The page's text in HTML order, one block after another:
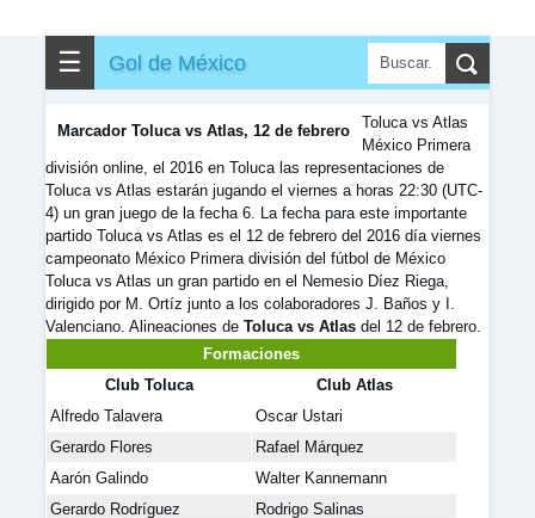
☰ Gol de México
Marcador Toluca vs Atlas, 12 de febrero
Toluca vs Atlas
México Primera
división online, el 2016 en Toluca las representaciones de
Toluca vs Atlas estarán jugando el viernes a horas 22:30 (UTC-
4) un gran juego de la fecha 6. La fecha para este importante
partido Toluca vs Atlas es el 12 de febrero del 2016 día viernes
campeonato México Primera división del fútbol de México
Toluca vs Atlas un gran partido en el Nemesio Díez Riega,
dirigido por M. Ortíz junto a los colaboradores J. Baños y I.
Valenciano. Alineaciones de Toluca vs Atlas del 12 de febrero.
Formaciones
Club Toluca
Club Atlas
Alfredo Talavera
Oscar Ustari
Gerardo Flores
Rafael Márquez
Aarón Galindo
Walter Kannemann
Gerardo Rodríguez
Rodrigo Salinas
Otros ▼